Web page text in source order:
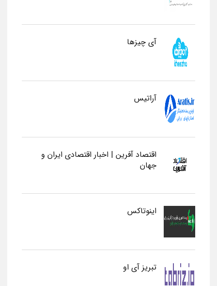
آی چیزها
آراتیس
اقتصاد آفرین | اخبار اقتصادی ایران و
جهان
اینوتاکس
تبریز آی او